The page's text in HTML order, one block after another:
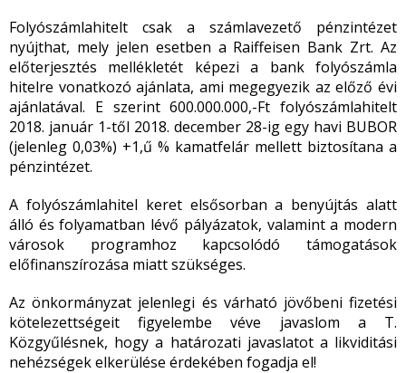
Folyószámlahitelt csak a számlavezető pénzintézet
nyújthat, mely jelen esetben a Raiffeisen Bank Zrt. Az
előterjesztés mellékletét képezi a bank folyószámla
hitelre vonatkozó ajánlata, ami megegyezik az előző évi
ajánlatával. E szerint 600.000.000,-Ft folyószámlahitelt
2018. január 1-től 2018. december 28-ig egy havi BUBOR
(jelenleg 0,03%) +1,ű % kamatfelár mellett biztosítana a
pénzintézet.
A folyószámlahitel keret elsősorban a benyújtás alatt
álló és folyamatban lévő pályázatok, valamint a modern
városok programhoz kapcsolódó támogatások
előfinanszírozása miatt szükséges.
Az önkormányzat jelenlegi és várható jövőbeni fizetési
kötelezettségeit figyelembe véve javaslom a T.
Közgyűlésnek, hogy a határozati javaslatot a likviditási
nehézségek elkerülése érdekében fogadja el!